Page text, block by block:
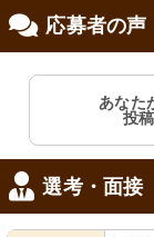
応募者の声
あなた
投
選考・面接